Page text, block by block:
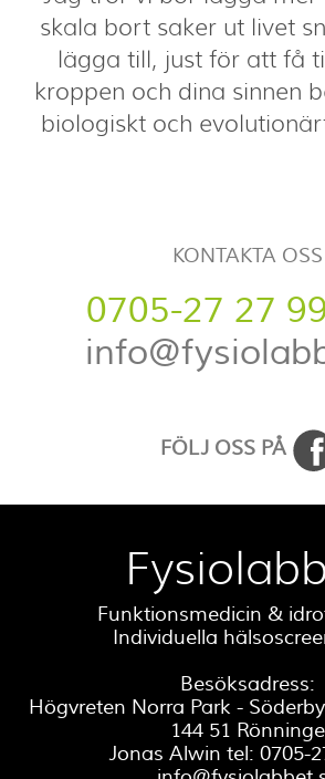
skala bort saker ut livet
lägga till, just för att få
kroppen och dina sinnen
biologiskt och
KONTAKTA OSS
0705-27 27
FÖLJ OSS PÅ
Funktionsmedicin &
Individuella
Besöksadress:
Högvreten Norra Park -
144 51 Rönninge
Jonas Alwin tel: 0705-